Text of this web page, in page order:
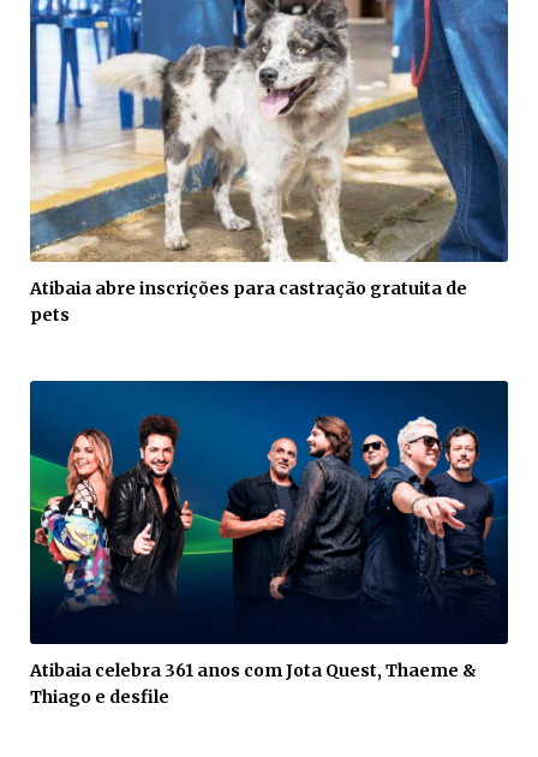
Atibaia abre inscrições para castração gratuita de
pets
Atibaia celebra 361 anos com Jota Quest, Thaeme &
Thiago e desfile